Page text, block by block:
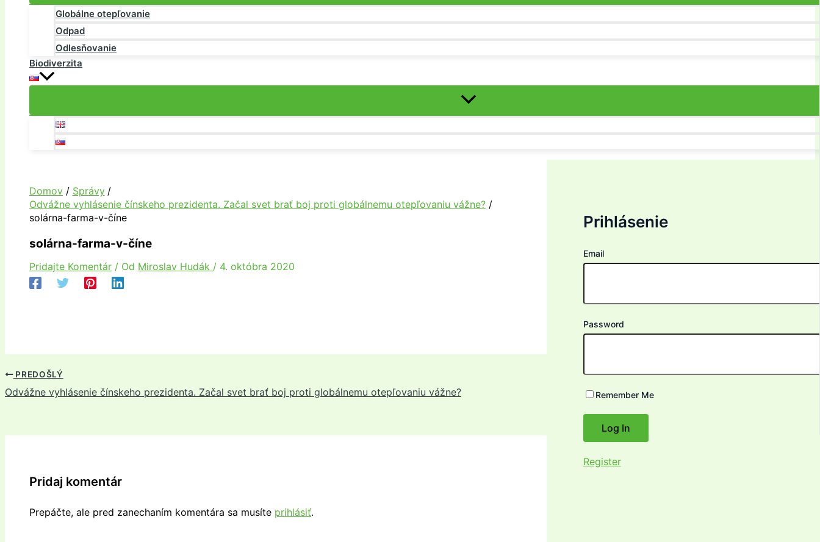
Globálne otepľovanie
Odpad
Odlesňovanie
Biodiverzita
Domov
Správy
Odvážne vyhlásenie čínskeho prezidenta. Začal svet brať boj proti globálnemu otepľovaniu vážne?
solárna-farma-v-číne
solárna-farma-v-číne
Pridajte Komentár / Od Miroslav Hudák / 4. októbra 2020
PREDOŠLÝ
Odvážne vyhlásenie čínskeho prezidenta. Začal svet brať boj proti globálnemu otepľovaniu vážne?
Pridaj komentár
Prepáčte, ale pred zanechaním komentára sa musíte prihlásiť.
Prihlásenie
Email
Password
Remember Me
Register